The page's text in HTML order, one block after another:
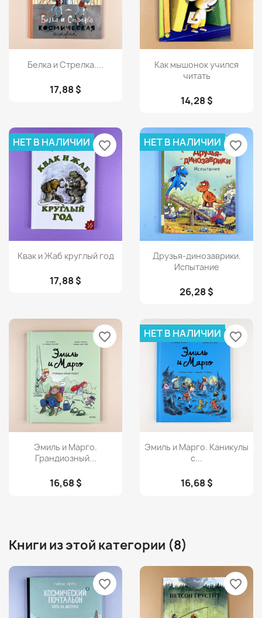
Просмотр
Белка и Стрелка....
17,88 $
Просмотр
Как мышонок учился
читать
14,28 $
Просмотр
Квак и Жаб круглый год
17,88 $
НЕТ В НАЛИЧИИ favorite_border
Просмотр
Друзья-динозаврики.
Испытание
26,28 $
НЕТ В НАЛИЧИИ favorite_border
Просмотр
Эмиль и Марго.
Грандиозный...
16,68 $
favorite_border
Просмотр
Эмиль и Марго. Каникулы
с...
16,68 $
НЕТ В НАЛИЧИИ favorite_border
Книги из этой категории (8)
favorite_border favorite_border